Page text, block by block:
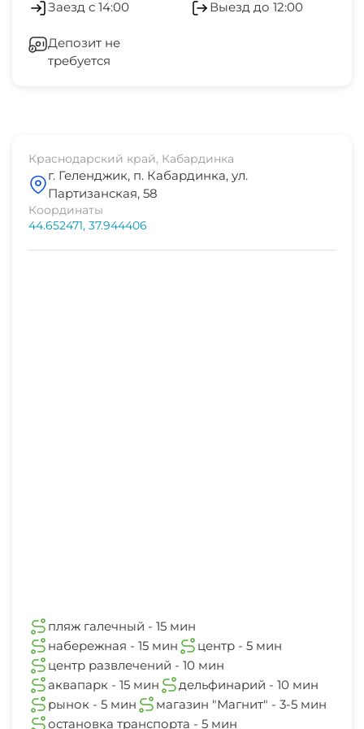
центр развлечений
аквапарк
рынок
5 мин
магазин "Магнит"
3-5 мин
Зеленый двор
Заезд с 14:00 Выезд до 12:00
Депозит не
требуется
Краснодарский край, Кабардинка
г. Геленджик, п. Кабардинка, ул.
Партизанская, 58
Координаты
44.652471, 37.944406
пляж галечный - 15 мин
набережная - 15 мин
центр - 5 мин
центр развлечений - 10 мин
аквапарк - 15 мин
дельфинарий - 10 мин
рынок - 5 мин
магазин "Магнит" - 3-5 мин
остановка транспорта - 5 мин